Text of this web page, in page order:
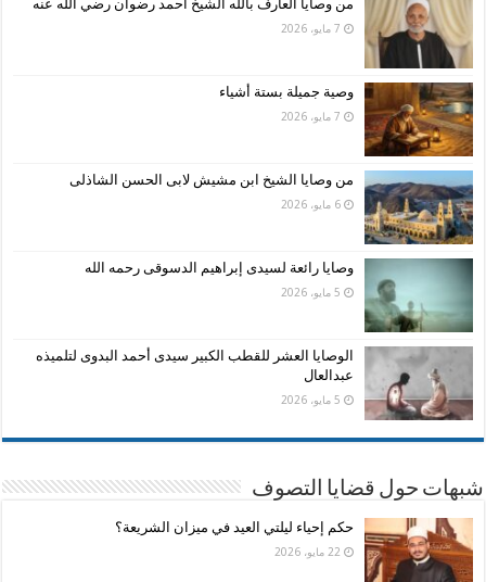
من وصايا العارف بالله الشيخ أحمد رضوان رضي الله عنه
7 مايو، 2026
وصية جميلة بستة أشياء
7 مايو، 2026
من وصايا الشيخ ابن مشيش لابى الحسن الشاذلى
6 مايو، 2026
وصايا رائعة لسيدى إبراهيم الدسوقى رحمه الله
5 مايو، 2026
الوصايا العشر للقطب الكبير سيدى أحمد البدوى لتلميذه
عبدالعال
5 مايو، 2026
شبهات حول قضايا التصوف
حكم إحياء ليلتي العيد في ميزان الشريعة؟
22 مايو، 2026